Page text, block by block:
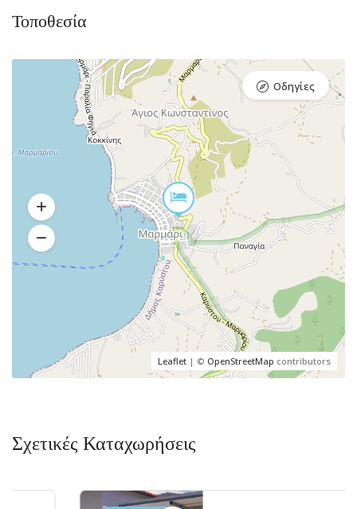
Τοποθεσία
Leaflet | © OpenStreetMap contributors
Οδηγίες
Σχετικές Καταχωρήσεις